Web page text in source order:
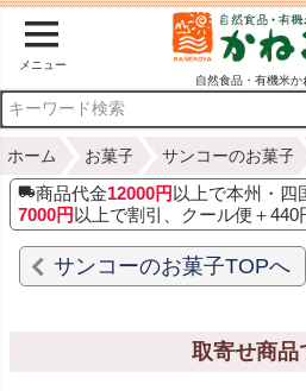
メニュー
自然食品・有機米か
ホーム お菓子 サンコーのお菓子
商品代金12000円 以上で本州・四
7000円 以上で割引、クール便＋440
サンコーのお菓子TOPへ
取寄せ商品